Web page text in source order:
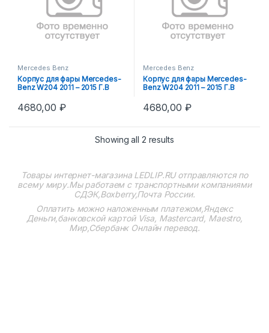
Mercedes Benz
Корпус для фары Mercedes-
Benz W204 2011 – 2015 Г.В
4680,00 ₽
Mercedes Benz
Корпус для фары Mercedes-
Benz W204 2011 – 2015 Г.В
4680,00 ₽
Showing all 2 results
Товары интернет-магазина LEDLIP.RUотправляются по
всему миру.Мы работаем с транспортными компаниями
СДЭК,Boxberry,Почта России.
Оплатить можно наложенным платежом,Яндекс
Деньги,банковской картой Visa, Mastercard, Maestro,
Мир,Сбербанк Онлайн перевод.